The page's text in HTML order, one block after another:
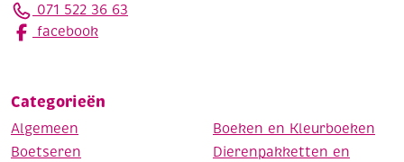
071 522 36 63
facebook
Categorieën
Algemeen
Boeken en Kleurboeken
Boetseren
Dierenpakketten en